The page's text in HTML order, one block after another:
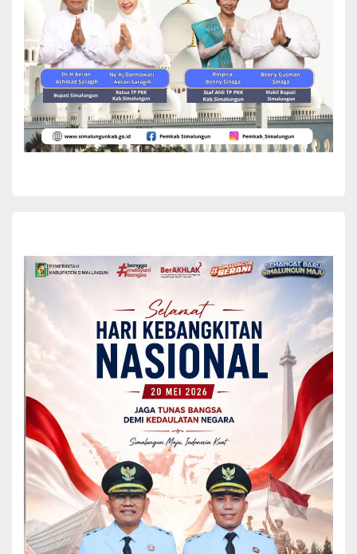
Sebelumnya, Sekretaris Daerah, Mixnon Andreas Simamora yang
mewakili Bupati Simalungun menyatakan persetujuan bahwa
TMMD harus berhasil dan berdampak positif kepada masyarakat,
meningkatkan perekonomian, dan memudahkan mobilisasi.
Untuk itu, Mixnon meminta seluruh dinas terkait untuk membantu
mempersiapkan segala kebutuhan, termasuk penyelenggaraan
pasar murah, pameran Usaha Mikro Kecil dan Menengah (UMKM),
pelayanan kesehatan gratis, pemberian sembako kepada
penghubung antara Nagori Limag dan Nagori Bahapal.
Rapat koordinasi tersebut ditutup dengan sesi diskusi, poto
bersama, dan acara ramah tamah. Hadir dalam rapat juga jajaran
Kodim 0207/SML, Kepala OPD Pemkab Simalungun, Camat Raya,
Pangulu Nagori Limag, Pangulu Nagori Bahapal, dan Babinsa.(*)